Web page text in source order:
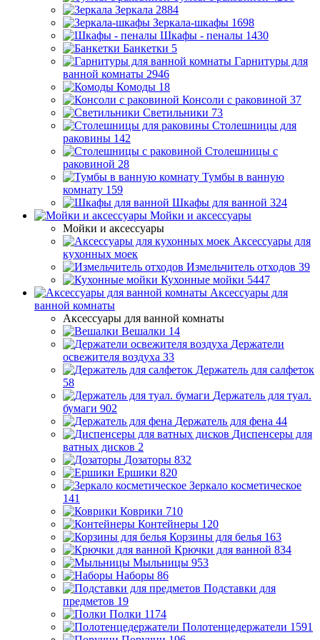
Зеркала 2884
Зеркала-шкафы 1698
Шкафы - пеналы 1430
Банкетки 5
Гарнитуры для
ванной комнаты 2946
Комоды 18
Консоли с раковиной 37
Светильники 73
Столешницы для
раковины 142
Столешницы с
раковиной 28
Тумбы в ванную
комнату 159
Шкафы для ванной 324
Мойки и аксессуары
Мойки и аксессуары
Аксессуары для
кухонных моек
Измельчитель отходов 39
Кухонные мойки 5447
Аксессуары для
ванной комнаты
Аксессуары для ванной комнаты
Вешалки 14
Держатели
освежителя воздуха 33
Держатель для салфеток
58
Держатель для туал.
бумаги 902
Держатель для фена 44
Диспенсеры для
ватных дисков 2
Дозаторы 832
Ершики 820
Зеркало косметическое
141
Коврики 710
Контейнеры 120
Корзины для белья 163
Крючки для ванной 834
Мыльницы 953
Наборы 86
Подставки для
предметов 19
Полки 1174
Полотенцедержатели 1591